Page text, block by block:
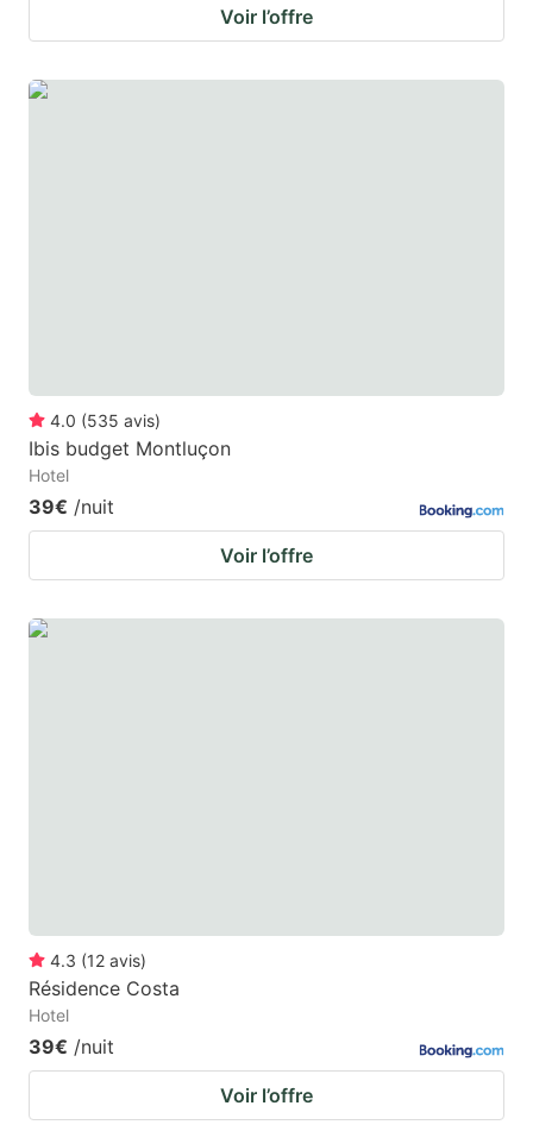
Voir l’offre
4.0 (535 avis)
Ibis budget Montluçon
Hotel
39€ /nuit
Voir l’offre
4.3 (12 avis)
Résidence Costa
Hotel
39€ /nuit
Voir l’offre